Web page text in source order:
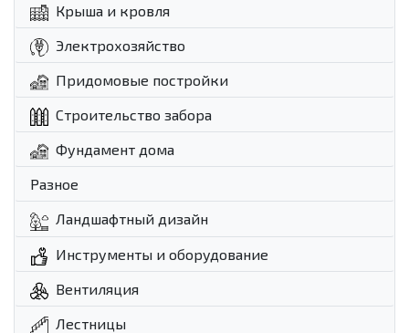
Крыша и кровля
Электрохозяйство
Придомовые постройки
Строительство забора
Фундамент дома
Разное
Ландшафтный дизайн
Инструменты и оборудование
Вентиляция
Лестницы